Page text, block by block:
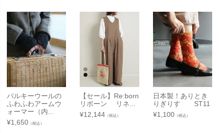
バルキーウールの
ふわふわアームウ
ォーマー（内...
¥1,650 （税込）
【セール】Re:born
リボーン リネ...
¥12,144 （税込）
日本製！ありとき
りぎりす ST11
¥1,100（税込）